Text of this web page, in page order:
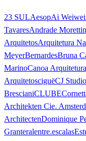
23 SULAesopAi Weiwei
TavaresAndrade Morettin
ArquitetosArquitetura
MeyerBernardesBruna
MarinoCanoa Arquitetura
ArquitetosciguëCJ Studio
BrescianiCLUBE
Architekten Cie.
ArchitectenDominique
Granteralentre.escalas